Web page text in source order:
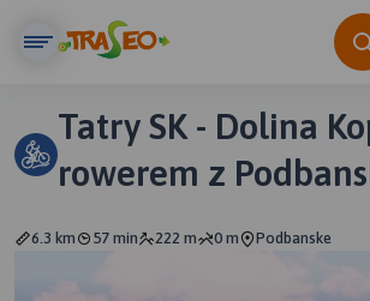
Tatry SK - Dolina
rowerem z
6.3 km 57 min 222 m 0 m Podbanske